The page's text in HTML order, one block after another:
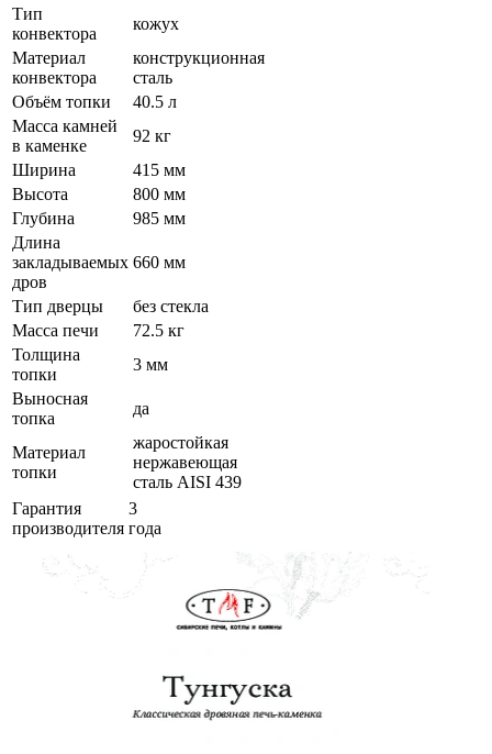
Тип
конвектора
кожух
Материал
конвектора
конструкционная
сталь
Объём топки
40.5 л
Масса камней
в каменке
92 кг
Ширина
415 мм
Высота
800 мм
Глубина
985 мм
Длина
закладываемых
дров
660 мм
Тип дверцы
без стекла
Масса печи
72.5 кг
Толщина
топки
3 мм
Выносная
топка
да
Материал
топки
жаростойкая
нержавеющая
сталь AISI 439
Гарантия
производителя
3
года